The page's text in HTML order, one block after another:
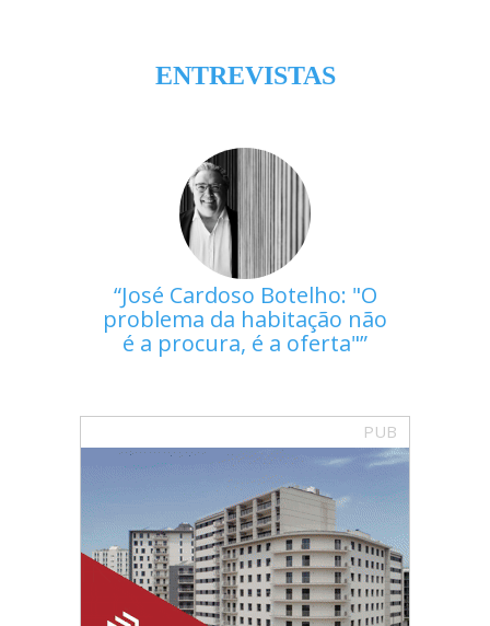
ENTREVISTAS
José Cardoso Botelho: "O
problema da habitação não
é a procura, é a oferta"
PUB